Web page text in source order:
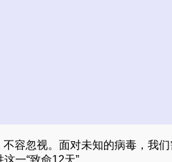
容忽视。面对未知的病毒，我
一“致命12天”。